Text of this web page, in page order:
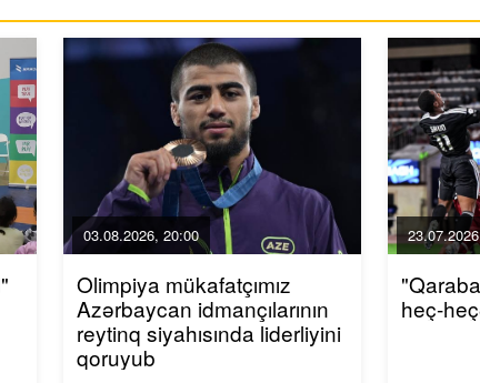
03.08.2026, 20:00
Olimpiya mükafatçımız
Azərbaycan idmançılarının
reytinq siyahısında liderliyini
qoruyub
heç-